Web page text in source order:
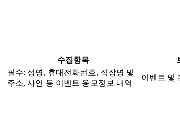
수집항목
필수: 성명, 휴대전화번호, 직장명 및
주소, 사연 등 이벤트 응모정보 내역
이벤트 및